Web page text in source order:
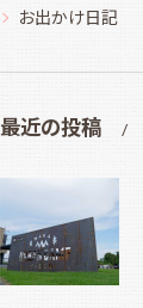
お出かけ日記
最近の投稿